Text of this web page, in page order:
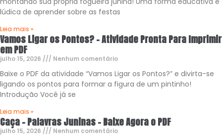
lúdica de aprender sobre as festas
Leia mais »
Vamos Ligar os Pontos? – Atividade Pronta Para Imprimir
em PDF
julho 15, 2026 Nenhum comentário
Baixe o PDF da atividade “Vamos Ligar os Pontos?” e divirta-se
ligando os pontos para formar a figura de um pintinho!
Introdução Você já se
Leia mais »
Caça – Palavras Juninas – Baixe Agora o PDF
julho 15, 2026 Nenhum comentário